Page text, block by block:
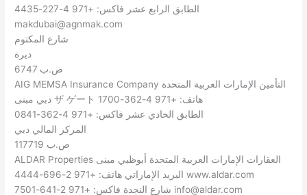
الطابق الرابع عشر فاكس: +971 4-227-4435
makdubai@agnmak.com
شارع المكتوم
ديرة
ص.ب 6747
AIG MEMSA Insurance Company التأمين الإمارات العربية المتحدة
دبي مبنى ザ ゲート هاتف: +971 4-362-1700
الطابق الحادي عشر فاكس: +971 4-362-0841
المركز المالي دبي
ص.ب 117719
ALDAR Properties العقارات الإمارات العربية المتحدة أبوظبي مبنى
البريد الإماراتي هاتف: +971 2-696-4444 www.aldar.com
info@aldar.com